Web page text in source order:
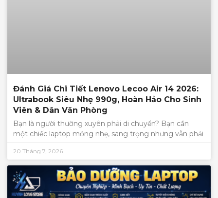
Đánh Giá Chi Tiết Lenovo Lecoo Air 14 2026:
Ultrabook Siêu Nhẹ 990g, Hoàn Hảo Cho Sinh
Viên & Dân Văn Phòng
Bạn là người thường xuyên phải di chuyển? Bạn cần
một chiếc laptop mỏng nhẹ, sang trọng nhưng vẫn phải
20 Tháng 7, 2026